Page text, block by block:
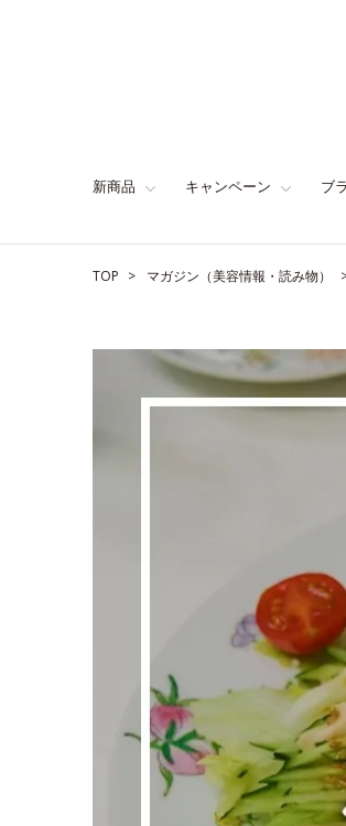
新商品 キャンペーン ブ
TOP マガジン（美容情報・読み物）